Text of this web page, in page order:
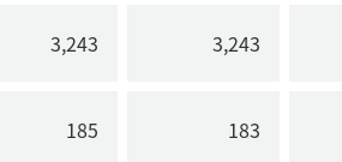
3,243 3,243
185 183